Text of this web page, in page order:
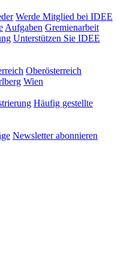
Werde Mitglied bei IDEE
Aufgaben Gremienarbeit
Unterstützen Sie IDEE
Oberösterreich
Wien
Häufig gestellte
Newsletter abonnieren